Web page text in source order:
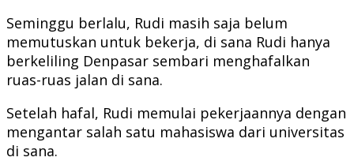
Seminggu berlalu, Rudi masih saja belum
memutuskan untuk bekerja, di sana Rudi hanya
berkeliling Denpasar sembari menghafalkan
ruas-ruas jalan di sana.
Setelah hafal, Rudi memulai pekerjaannya dengan
mengantar salah satu mahasiswa dari universitas
di sana.